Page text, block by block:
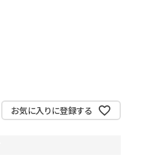
お気に入りに登録する